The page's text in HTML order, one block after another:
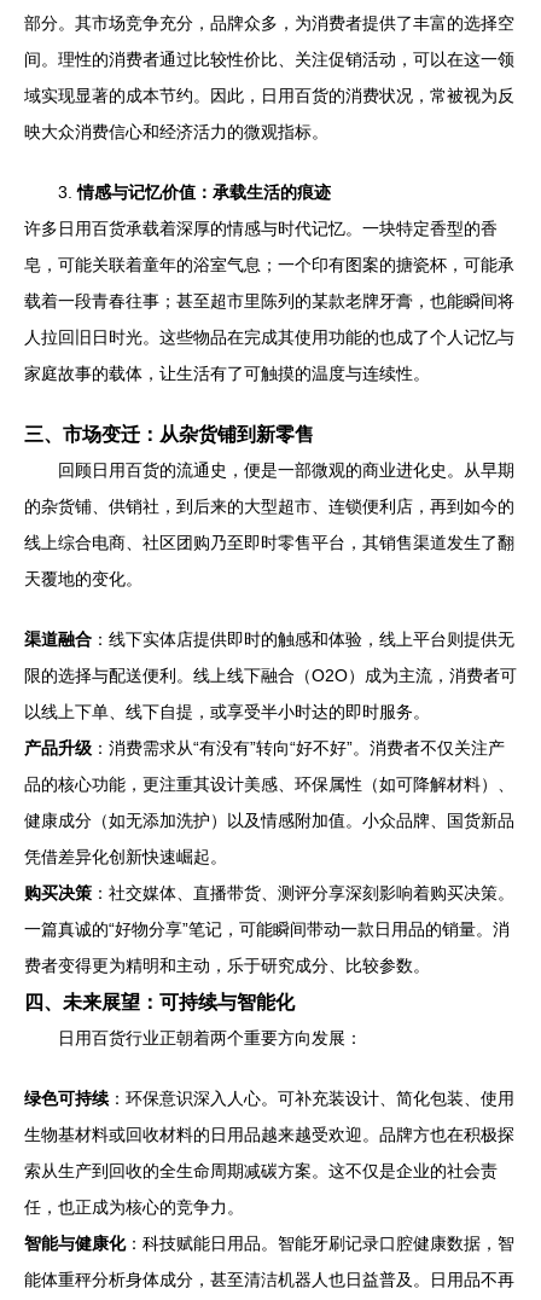
部分。其市场竞争充分，品牌众多，为消费者提供了丰富的选择空
间。理性的消费者通过比较性价比、关注促销活动，可以在这一领
域实现显著的成本节约。因此，日用百货的消费状况，常被视为反
映大众消费信心和经济活力的微观指标。
3.情感与记忆价值：承载生活的痕迹
许多日用百货承载着深厚的情感与时代记忆。一块特定香型的香
皂，可能关联着童年的浴室气息；一个印有图案的搪瓷杯，可能承
载着一段青春往事；甚至超市里陈列的某款老牌牙膏，也能瞬间将
人拉回旧日时光。这些物品在完成其使用功能的也成了个人记忆与
家庭故事的载体，让生活有了可触摸的温度与连续性。
三、市场变迁：从杂货铺到新零售
回顾日用百货的流通史，便是一部微观的商业进化史。从早期
的杂货铺、供销社，到后来的大型超市、连锁便利店，再到如今的
线上综合电商、社区团购乃至即时零售平台，其销售渠道发生了翻
天覆地的变化。
渠道融合 ：线下实体店提供即时的触感和体验，线上平台则提供无
限的选择与配送便利。线上线下融合（O2O）成为主流，消费者可
以线上下单、线下自提，或享受半小时达的即时服务。
产品升级 ：消费需求从“有没有”转向“好不好”。消费者不仅关注产
品的核心功能，更注重其设计美感、环保属性（如可降解材料）、
健康成分（如无添加洗护）以及情感附加值。小众品牌、国货新品
凭借差异化创新快速崛起。
购买决策 ：社交媒体、直播带货、测评分享深刻影响着购买决策。
一篇真诚的“好物分享”笔记，可能瞬间带动一款日用品的销量。消
费者变得更为精明和主动，乐于研究成分、比较参数。
四、未来展望：可持续与智能化
日用百货行业正朝着两个重要方向发展：
绿色可持续：环保意识深入人心。可补充装设计、简化包装、使用
生物基材料或回收材料的日用品越来越受欢迎。品牌方也在积极探
索从生产到回收的全生命周期减碳方案。这不仅是企业的社会责
任，也正成为核心的竞争力。
智能与健康化：科技赋能日用品。智能牙刷记录口腔健康数据，智
能体重秤分析身体成分，甚至清洁机器人也日益普及。日用品不再